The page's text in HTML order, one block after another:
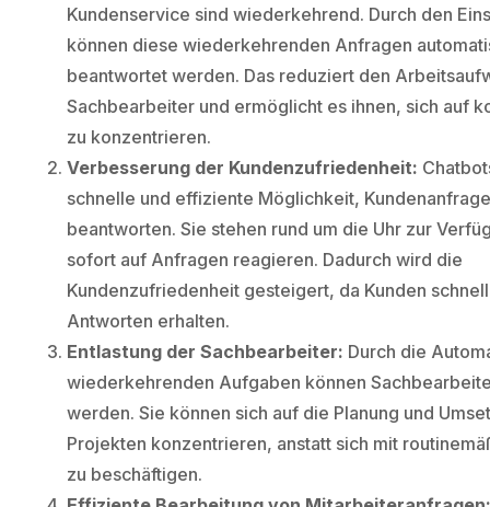
Kundenservice sind wiederkehrend. Durch den
können diese wiederkehrenden Anfragen
beantwortet werden. Das reduziert den
Sachbearbeiter und ermöglicht es ihnen, sich auf
zu konzentrieren.
Verbesserung der Kundenzufriedenheit:
schnelle und effiziente Möglichkeit,
beantworten. Sie stehen rund um die Uhr zur
sofort auf Anfragen reagieren. Dadurch wird die
Kundenzufriedenheit gesteigert, da Kunden
Antworten erhalten.
Entlastung der Sachbearbeiter: Durch die
wiederkehrenden Aufgaben können
werden. Sie können sich auf die Planung und
Projekten konzentrieren, anstatt sich mit
zu beschäftigen.